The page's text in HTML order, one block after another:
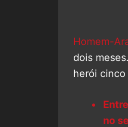
Homem-
dois
herói cinco
no